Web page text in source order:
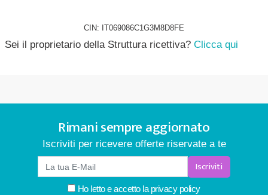
CIN: IT069086C1G3M8D8FE
Sei il proprietario della Struttura ricettiva? Clicca qui
Rimani sempre aggiornato
Iscriviti per ricevere offerte riservate a te
Iscriviti
Ho letto e accetto la privacy policy